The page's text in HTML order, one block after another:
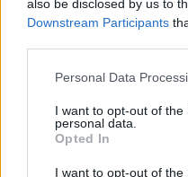
also be disclosed by us to
Downstream Participants
Personal Data
I want to opt-out of the
personal data.
Opted In
I want to opt-out of the
Žinios | Lietuvos diena
Savaitės vidurys
Žinios | Orai